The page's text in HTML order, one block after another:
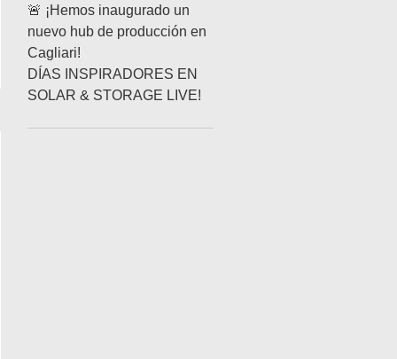
TESLA
JÓVENES!
🚨 ¡Hemos inaugurado un
nuevo hub de producción en
Cagliari!
DÍAS INSPIRADORES EN
SOLAR & STORAGE LIVE!